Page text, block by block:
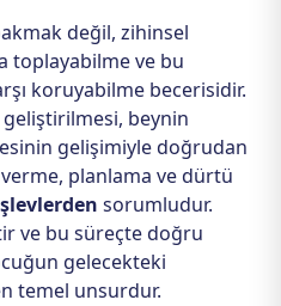
değil, zihinsel
toplayabilme ve bu
koruyabilme becerisidir.
beynin
gelişimiyle doğrudan
planlama ve dürtü
sorumludur.
ve bu süreçte doğru
gelecekteki
temel unsurdur.